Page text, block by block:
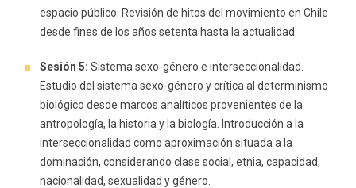
espacio público. Revisión de hitos del movimiento en Chile
desde fines de los años setenta hasta la actualidad.
Sesión 5: Sistema sexo-género e interseccionalidad.
Estudio del sistema sexo-género y crítica al determinismo
biológico desde marcos analíticos provenientes de la
antropología, la historia y la biología. Introducción a la
interseccionalidad como aproximación situada a la
dominación, considerando clase social, etnia, capacidad,
nacionalidad, sexualidad y género.